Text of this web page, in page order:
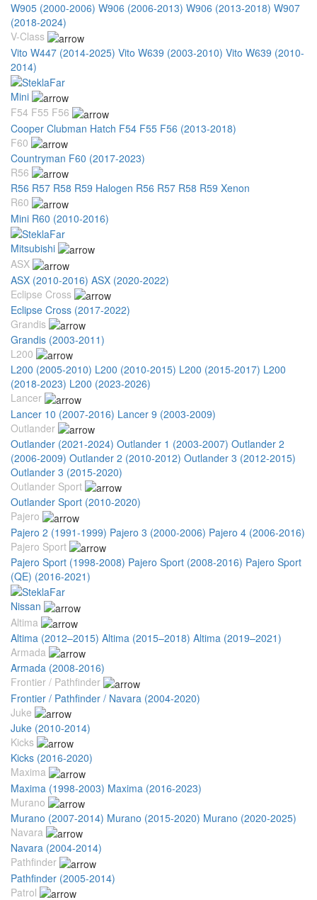
W905 (2000-2006) W906 (2006-2013) W906 (2013-2018) W907
(2018-2024)
V-Class
Vito W447 (2014-2025) Vito W639 (2003-2010) Vito W639 (2010-
2014)
Mini
F54 F55 F56
Cooper Clubman Hatch F54 F55 F56 (2013-2018)
F60
Countryman F60 (2017-2023)
R56
R56 R57 R58 R59 Halogen R56 R57 R58 R59 Xenon
R60
Mini R60 (2010-2016)
Mitsubishi
ASX
ASX (2010-2016) ASX (2020-2022)
Eclipse Cross
Eclipse Cross (2017-2022)
Grandis
Grandis (2003-2011)
L200
L200 (2005-2010) L200 (2010-2015) L200 (2015-2017) L200
(2018-2023) L200 (2023-2026)
Lancer
Lancer 10 (2007-2016) Lancer 9 (2003-2009)
Outlander
Outlander (2021-2024) Outlander 1 (2003-2007) Outlander 2
(2006-2009) Outlander 2 (2010-2012) Outlander 3 (2012-2015)
Outlander 3 (2015-2020)
Outlander Sport
Outlander Sport (2010-2020)
Pajero
Pajero 2 (1991-1999) Pajero 3 (2000-2006) Pajero 4 (2006-2016)
Pajero Sport
Pajero Sport (1998-2008) Pajero Sport (2008-2016) Pajero Sport
(QE) (2016-2021)
Nissan
Altima
Altima (2012–2015) Altima (2015–2018) Altima (2019–2021)
Armada
Armada (2008-2016)
Frontier / Pathfinder
Frontier / Pathfinder / Navara (2004-2020)
Juke
Juke (2010-2014)
Kicks
Kicks (2016-2020)
Maxima
Maxima (1998-2003) Maxima (2016-2023)
Murano
Murano (2007-2014) Murano (2015-2020) Murano (2020-2025)
Navara
Navara (2004-2014)
Pathfinder
Pathfinder (2005-2014)
Patrol